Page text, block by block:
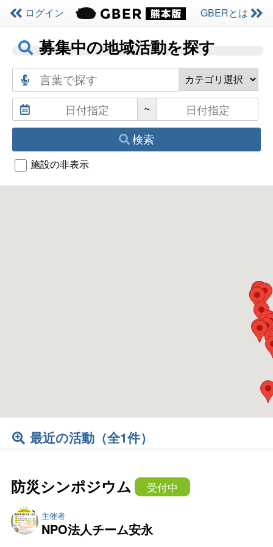
ログイン GBERとは
募集中の地域活動を探す
検索
~
施設の非表示
最近の活動（全1件）
防災シンポジウム 受付中
NPO法人チーム安永